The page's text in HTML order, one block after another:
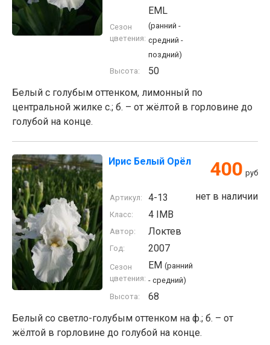
Сезон
цветения:
EML
(ранний -
средний -
поздний)
Высота:
50
Белый с голубым оттенком, лимонный по
центральной жилке с.; б. – от жёлтой в горловине до
голубой на конце.
Ирис Белый Орёл 400 руб
нет в наличии
Артикул: 4-13
Класс: 4 IMB
Автор: Локтев
Год: 2007
Сезон
цветения:
EM (ранний
- средний)
Высота:
68
Белый со светло-голубым оттенком на ф.; б. – от
жёлтой в горловине до голубой на конце.